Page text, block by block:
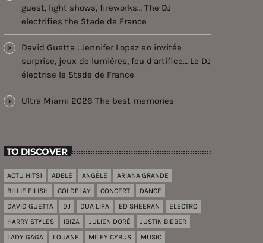
guest, light shows, fireworks… The DJ
electrifies the Stade de France
David Guetta : Jennifer Lopez en invitée
surprise, jeux de lumières, feu d’artifice… Le DJ
électrise le Stade de France
Ultra Miami 2026 The best memories
TO DISCOVER
ACTU HITS1 ADELE ANGÈLE
ARIANA GRANDE
BILLIE EILISH
COLDPLAY CONCERT
DANCE
DAVID GUETTA
DJ DUA LIPA ED SHEERAN
ELECTRO
HARRY STYLES
IBIZA JULIEN DORÉ
JUSTIN BIEBER
LADY GAGA
LOUANE MILEY CYRUS
MUSIC